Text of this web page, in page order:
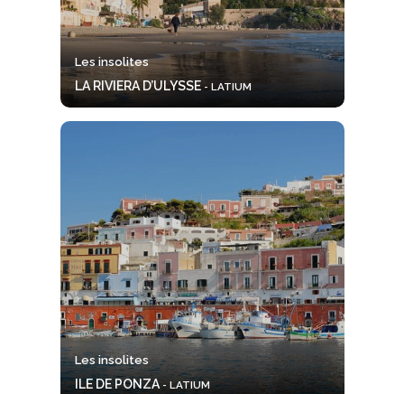
Les insolites
LA RIVIERA D’ULYSSE - LATIUM
Les insolites
ILE DE PONZA - LATIUM